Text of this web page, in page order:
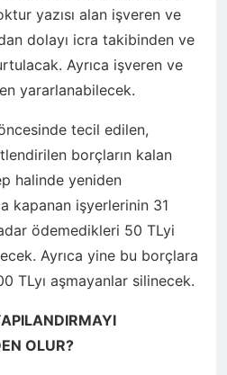
yazısı alan işveren ve
dolayı icra takibinden ve
Ayrıca işveren ve
yararlanabilecek.
tecil edilen,
borçların kalan
halinde yeniden
kapanan işyerlerinin 31
ödemedikleri 50 TLyi
Ayrıca yine bu borçlara
TLyı aşmayanlar silinecek.
OLUR?